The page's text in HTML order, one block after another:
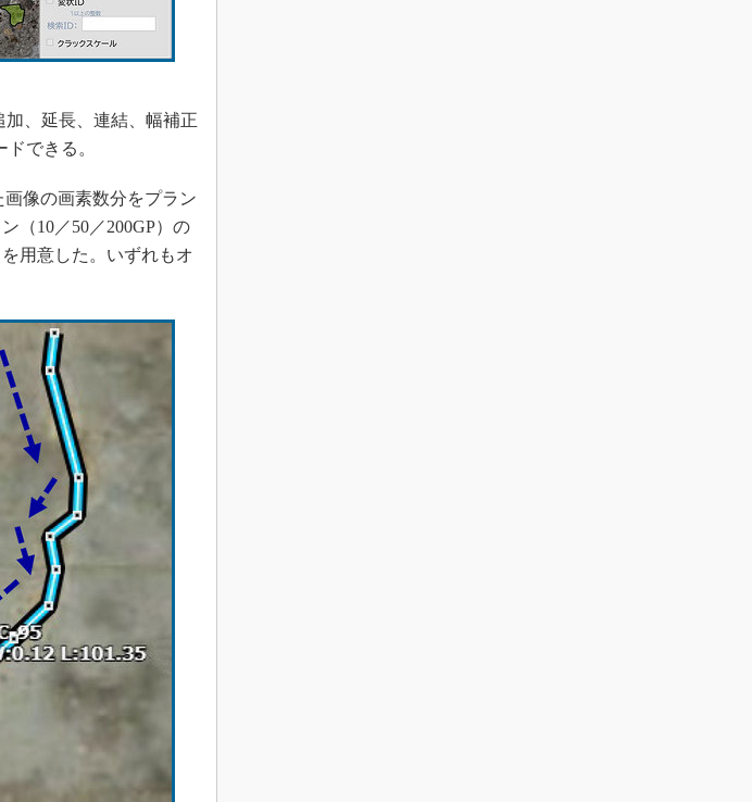
、延長、連結、幅補正
できる。
像の画素数分をプラン
（10／50／200GP）の
用意した。いずれもオ